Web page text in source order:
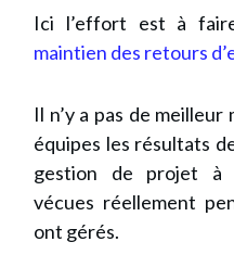
Ici l’effort est à
maintien des retours
Il n’y a pas de meilleur
équipes les résultats
gestion de projet à
vécues réellement
ont gérés.